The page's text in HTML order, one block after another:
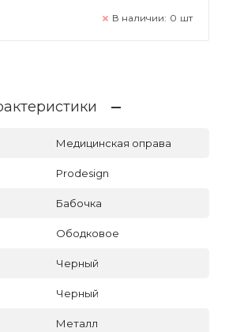
В наличии: 0 шт
Медицинская оправа
Prodesign
Бабочка
Ободковое
Черный
Черный
Металл